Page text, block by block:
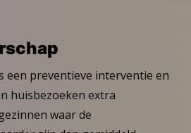
een preventieve interventie en
huisbezoeken extra
waar de